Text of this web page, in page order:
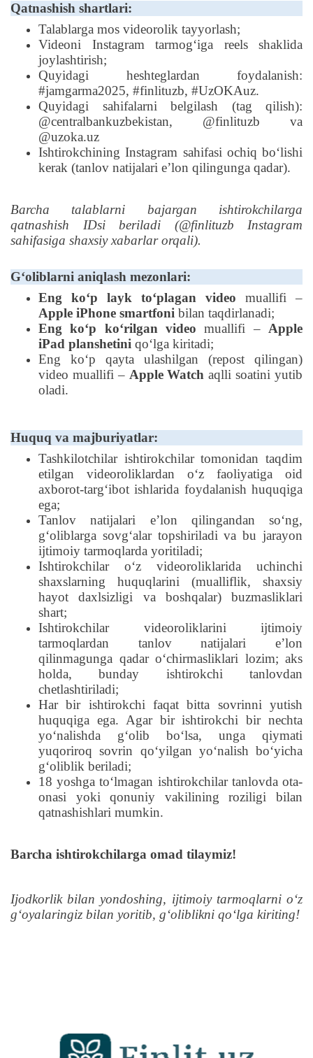
Qatnashish shartlari:
Talablarga mos videorolik tayyorlash;
Videoni Instagram tarmogʻiga reels shaklida
joylashtirish;
Quyidagi heshteglardan foydalanish:
#jamgarma2025, #finlituzb, #UzOKAuz.
Quyidagi sahifalarni belgilash (tag qilish):
@centralbankuzbekistan, @finlituzb va
@uzoka.uz
Ishtirokchining Instagram sahifasi ochiq boʻlishi
kerak (tanlov natijalari eʼlon qilingunga qadar).
Barcha talablarni bajargan ishtirokchilarga
qatnashish IDsi beriladi (@finlituzb Instagram
sahifasiga shaxsiy xabarlar orqali).
Gʻoliblarni aniqlash mezonlari:
Eng koʻp layk toʻplagan video muallifi –
Apple iPhone smartfoni bilan taqdirlanadi;
Eng koʻp koʻrilgan video muallifi – Apple
iPad planshetini qoʻlga kiritadi;
Eng koʻp qayta ulashilgan (repost qilingan)
video muallifi – Apple Watch aqlli soatini yutib
oladi.
Huquq va majburiyatlar:
Tashkilotchilar ishtirokchilar tomonidan taqdim
etilgan videoroliklardan oʻz faoliyatiga oid
axborot-targʻibot ishlarida foydalanish huquqiga
ega;
Tanlov natijalari eʼlon qilingandan soʻng,
gʻoliblarga sovgʻalar topshiriladi va bu jarayon
ijtimoiy tarmoqlarda yoritiladi;
Ishtirokchilar oʻz videoroliklarida uchinchi
shaxslarning huquqlarini (mualliflik, shaxsiy
hayot daxlsizligi va boshqalar) buzmasliklari
shart;
Ishtirokchilar videoroliklarini ijtimoiy
tarmoqlardan tanlov natijalari eʼlon
qilinmagunga qadar oʻchirmasliklari lozim; aks
holda, bunday ishtirokchi tanlovdan
chetlashtiriladi;
Har bir ishtirokchi faqat bitta sovrinni yutish
huquqiga ega. Agar bir ishtirokchi bir nechta
yoʻnalishda gʻolib boʻlsa, unga qiymati
yuqoriroq sovrin qoʻyilgan yoʻnalish boʻyicha
gʻoliblik beriladi;
18 yoshga to‘lmagan ishtirokchilar tanlovda ota-
onasi yoki qonuniy vakilining roziligi bilan
qatnashishlari mumkin.
Barcha ishtirokchilarga omad tilaymiz!
Ijodkorlik bilan yondoshing, ijtimoiy tarmoqlarni oʻz
gʻoyalaringiz bilan yoritib, gʻoliblikni qoʻlga kiriting!